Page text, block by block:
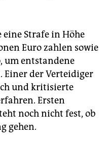
Strafe in Höhe
Euro zahlen sowie
um entstandene
Einer der Verteidiger
und kritisierte
Ersten
noch nicht fest, ob
gehen.